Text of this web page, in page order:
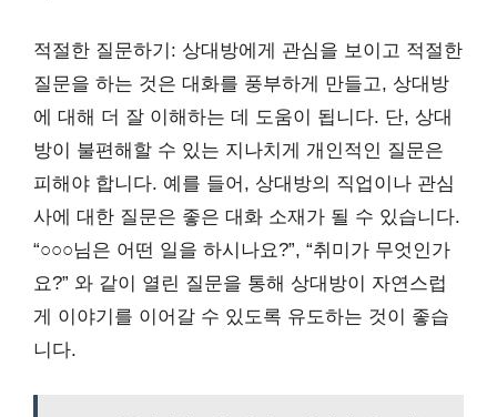
적절한 질문하기: 상대방에게 관심을 보이고 적절한
질문을 하는 것은 대화를 풍부하게 만들고, 상대방
에 대해 더 잘 이해하는 데 도움이 됩니다. 단, 상대
방이 불편해할 수 있는 지나치게 개인적인 질문은
피해야 합니다. 예를 들어, 상대방의 직업이나 관심
사에 대한 질문은 좋은 대화 소재가 될 수 있습니다.
“○○○님은 어떤 일을 하시나요?”, “취미가 무엇인가
요?” 와 같이 열린 질문을 통해 상대방이 자연스럽
게 이야기를 이어갈 수 있도록 유도하는 것이 좋습
니다.